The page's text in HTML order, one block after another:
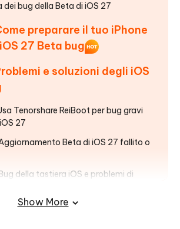
dei bug della Beta di iOS 27
preparare il tuo iPhone
27 Beta bug
e soluzioni degli iOS
Tenorshare ReiBoot per bug gravi
27
Beta di iOS 27 fallito o
della tastiera iOS e problemi di
"Liquid Detected" nella Beta di iOS
Show More